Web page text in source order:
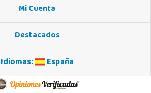
Mi Cuenta
Destacados
Idiomas:
España